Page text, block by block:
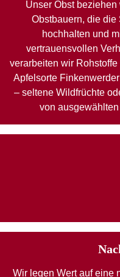
Unser Obst
Obstbauern, die
hochhalten und
vertrauensvollen
verarbeiten wir
Apfelsorte
– seltene Wildfrüchte
von
Wir legen Wert auf eine